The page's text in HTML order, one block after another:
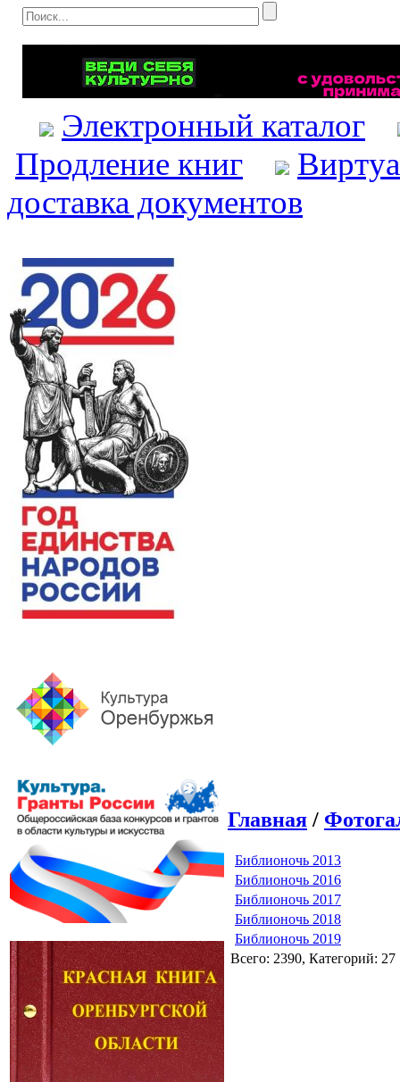
Электронный каталог
Продление книг
доставка документов
Главная /
Библионочь 2013
Библионочь 2016
Библионочь 2017
Библионочь 2018
Библионочь 2019
Всего: 2390, Категорий: 27